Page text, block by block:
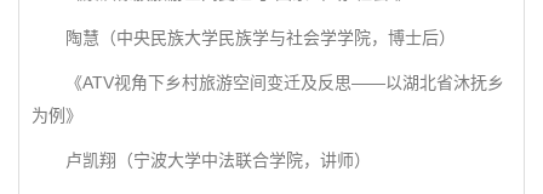
陶慧（中央民族大学民族学与社会学学院，博士后）
《ATV视角下乡村旅游空间变迁及反思——以湖北省沐抚乡
为例》
卢凯翔（宁波大学中法联合学院，讲师）